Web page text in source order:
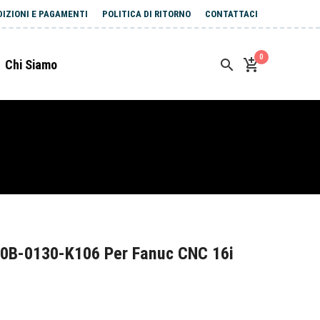
E PAGAMENTI POLITICA DI RITORNO CONTATTACI
Chi Siamo
0
0130-K106 Per Fanuc CNC 16i